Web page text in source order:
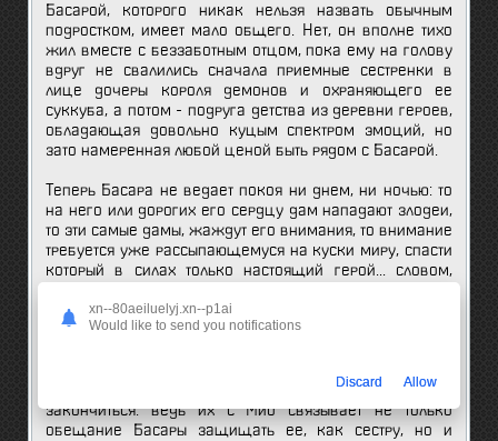
Басарой, которого никак нельзя назвать обычным
подростком, имеет мало общего. Нет, он вполне тихо
жил вместе с беззаботным отцом, пока ему на голову
вдруг не свалились сначала приемные сестренки в
лице дочеры короля демонов и охраняющего ее
суккуба, а потом - подруга детства из деревни героев,
обладающая довольно куцым спектром эмоций, но
зато намеренная любой ценой быть рядом с Басарой.
Теперь Басара не ведает покоя ни днем, ни ночью: то
на него или дорогих его сердцу дам нападают злодеи,
то эти самые дамы, жаждут его внимания, то внимание
требуется уже рассыпающемуся на куски миру, спасти
который в силах только настоящий герой... словом,
путь: сделать передышку Басара сможет только тогда,
когда Мио, дочь короля демонов, окажется в полной
Впрочем, геройская жизнь Басары может и на этом не
закончиться: ведь их с Мио связывает не только
обещание Басары защищать ее, как сестру, но и
xn--80aeiluelyj.xn--p1ai
Would like to send you notifications
Discard Allow